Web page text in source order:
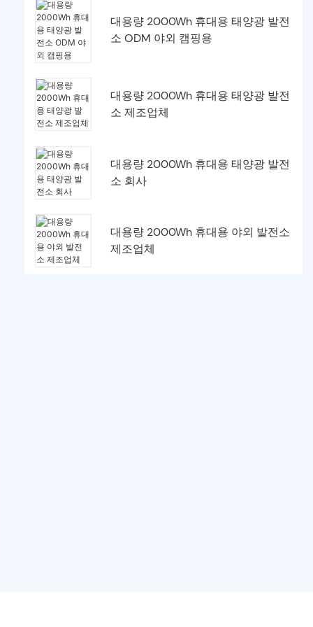
대용량 2000Wh 휴대용 태양광 발전
소 ODM 야외 캠핑용
대용량 2000Wh 휴대용 태양광 발전
소 제조업체
대용량 2000Wh 휴대용 태양광 발전
소 회사
대용량 2000Wh 휴대용 야외 발전소
제조업체